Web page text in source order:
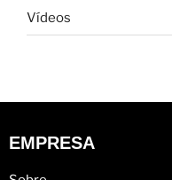
Vídeos
EMPRESA